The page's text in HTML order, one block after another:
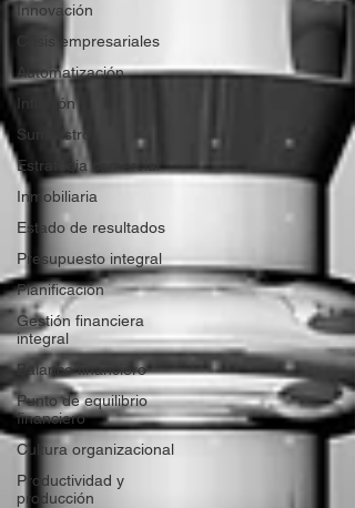
Innovación
Crisis empresariales
Automatización
Inflación
Suministro
Estrategia comercial
Inmobiliaria
Estado de resultados
Presupuesto integral
Planificación
Gestión financiera
integral
Balance financiero
Punto de equilibrio
financiero
Cultura organizacional
Productividad y
producción